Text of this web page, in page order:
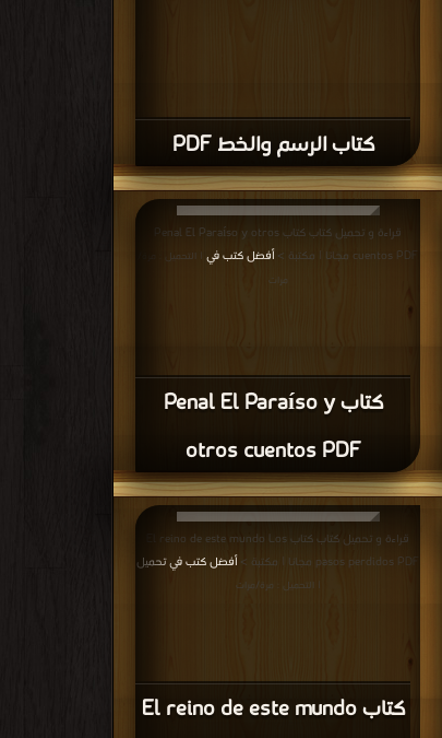
كتاب الرسم والخط PDF
كتاب Penal El Paraíso y
otros cuentos PDF
قراءة و تحميل كتاب كتاب Penal El Paraíso y otros
cuentos PDF مجانا | مكتبة >
أفضل كتب في | التحميل : مرة/
مرات
كتاب El reino de este mundo
قراءة و تحميل كتاب كتاب El reino de este mundo Los
pasos perdidos PDF مجانا | مكتبة >
أفضل كتب في تحميل
| التحميل : مرة/مرات